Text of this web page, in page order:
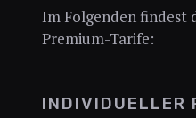
Im Folgenden findest
Premium-Tarife:
INDIVIDUELLER